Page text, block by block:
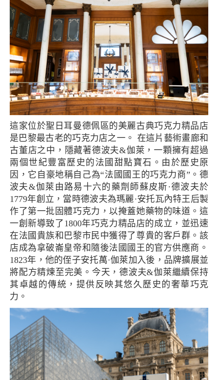
這家位於聖日耳曼德佩區的美麗古典巧克力精品店
是巴黎最古老的巧克力店之一。 在這片藝術畫廊和
古董店之中，隱藏著德波夫&伽萊，一顆擁有超過
兩個世紀豐富歷史的法國甜點寶石。由於歷史原
因，它自豪地稱自己為“法國國王的巧克力商”。德
波夫&伽萊由路易十六的藥劑師蘇皮斯·德波夫於
1779年創立，當時德波夫為瑪麗·安托瓦內特王后製
作了第一批固體巧克力，以掩蓋她藥物的味道。這
一創新導致了1800年巧克力精品店的成立，並迅速
在法國貴族和巴黎市民中獲得了尊貴的客戶群。該
店成為拿破崙皇帝和隨後法國國王的官方供應商。
1823年，他的侄子安托萬·伽萊加入後，品牌擴展並
將配方精煉至完美。今天，德波夫&伽萊繼續保持
其卓越的傳統，提供反映其悠久歷史的奢華巧克
力。